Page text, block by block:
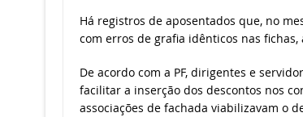
Há registros de aposentados que, no
com erros de grafia idênticos nas
De acordo com a PF, dirigentes e
facilitar a inserção dos descontos nos
associações de fachada viabilizavam o